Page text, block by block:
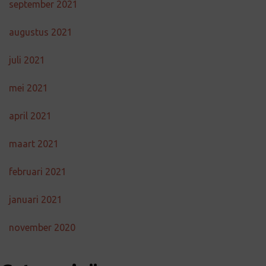
september 2021
augustus 2021
juli 2021
mei 2021
april 2021
maart 2021
februari 2021
januari 2021
november 2020